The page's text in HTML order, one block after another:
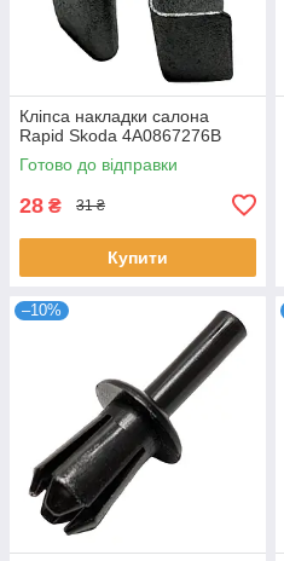
Кліпса накладки салона
Rapid Skoda 4A0867276B
Готово до відправки
28 ₴ 31 ₴
Купити
–10%